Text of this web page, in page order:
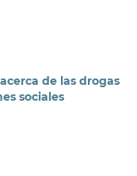
de las drogas
sociales